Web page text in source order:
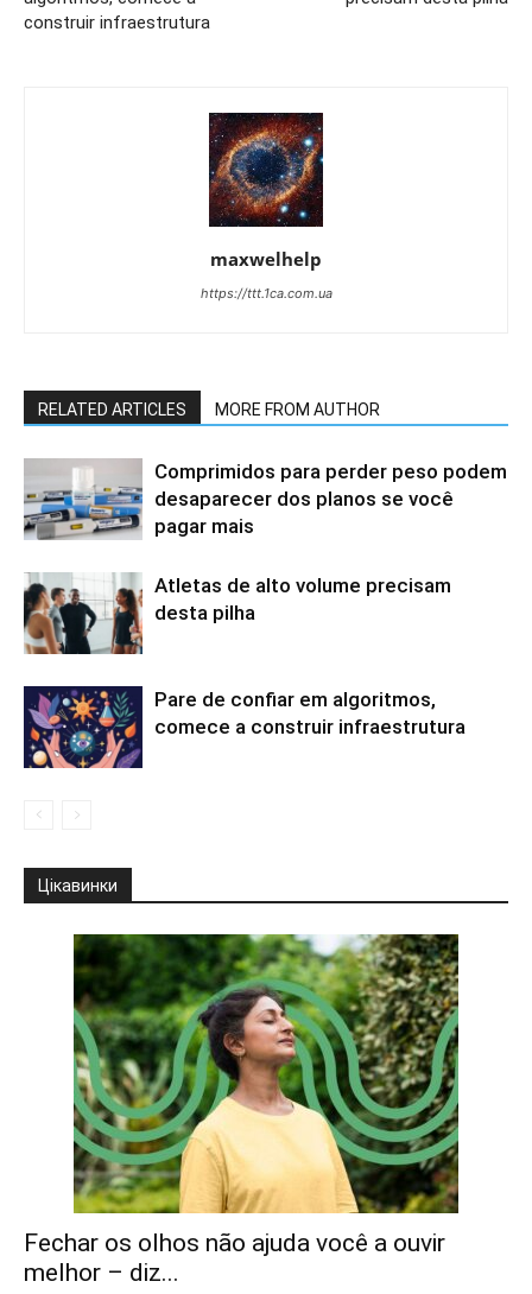
construir infraestrutura
maxwelhelp
https://ttt.1ca.com.ua
RELATED ARTICLES MORE FROM AUTHOR
Comprimidos para perder peso podem
desaparecer dos planos se você
pagar mais
Atletas de alto volume precisam
desta pilha
Pare de confiar em algoritmos,
comece a construir infraestrutura
Цікавинки
Fechar os olhos não ajuda você a ouvir
melhor – diz...